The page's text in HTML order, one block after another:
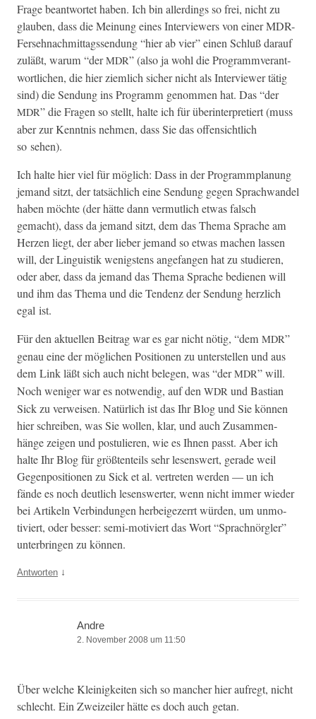
Frage beant­wortet haben. Ich bin allerd­ings so frei, nicht zu
glauben, dass die Mei­n­ung eines Inter­view­ers von ein­er MDR-
Fersehnach­mit­tagssendung “hier ab vier” einen Schluß darauf
zuläßt, warum “derMDR” (also ja wohl die Pro­gram­mver­ant­
wortlichen, die hier ziem­lich sich­er nicht als Inter­view­er tätig
sind) die Sendung ins Pro­gramm genom­men hat. Das “der
MDR” die Fra­gen so stellt, halte ich für über­in­ter­pretiert (muss
aber zur Ken­nt­nis nehmen, dass Sie das offen­sichtlich
so sehen).
Ich halte hier viel für möglich: Dass in der Pro­gramm­pla­nung
jemand sitzt, der tat­säch­lich eine Sendung gegen Sprach­wan­del
haben möchte (der hätte dann ver­mut­lich etwas falsch
gemacht), dass da jemand sitzt, dem das The­ma Sprache am
Herzen liegt, der aber lieber jemand so etwas machen lassen
will, der Lin­guis­tik wenig­stens ange­fan­gen hat zu studieren,
oder aber, dass da jemand das The­ma Sprache bedi­enen will
und ihm das The­ma und die Ten­denz der Sendung her­zlich
egal ist.
Für den aktuellen Beitrag war es gar nicht nötig, “dem MDR”
genau eine der möglichen Posi­tio­nen zu unter­stellen und aus
dem Link läßt sich auch nicht bele­gen, was “derMDR” will.
Noch weniger war es notwendig, auf den WDR und Bas­t­ian
Sick zu ver­weisen. Natür­lich ist das Ihr Blog und Sie kön­nen
hier schreiben, was Sie wollen, klar, und auch Zusam­men­
hänge zeigen und pos­tulieren, wie es Ihnen passt. Aber ich
halte Ihr Blog für größ­ten­teils sehr lesenswert, ger­ade weil
Gegen­po­si­tio­nen zu Sick et al. vertreten wer­den — un ich
fände es noch deut­lich lesenswert­er, wenn nicht immer wieder
bei Artikeln Verbindun­gen her­beigez­er­rt wür­den, um unmo­
tiviert, oder bess­er: semi-motiviert das Wort “Sprach­nör­gler”
unter­brin­gen zu können.
Antworten ↓
Andre
2. November 2008 um 11:50
Über welche Kleinigkeit­en sich so manch­er hier aufregt, nicht
schlecht. Ein Zweizeil­er hätte es doch auch getan.